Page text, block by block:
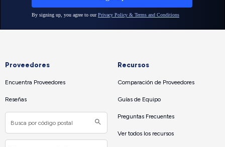
Proveedores
Encuentra Proveedores
Reseñas
Recursos
Comparación de Proveedores
Guías de Equipo
Preguntas Frecuentes
Ver todos los recursos